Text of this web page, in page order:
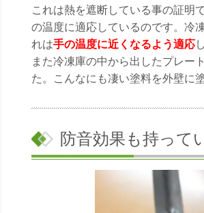
これは熱を遮断している事の証明
の温度に適応しているのです。冷
れは手の温度に近くなるよう適応
また冷凍庫の中から出したプレー
た。こんなにも凄い塗料を外壁に
防音効果も持って